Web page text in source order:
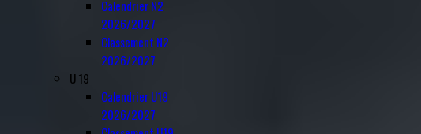
Calendrier N2
2026/2027
Classement N2
2026/2027
U 19
Calendrier U19
2026/2027